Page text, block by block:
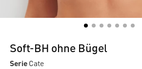
Soft-BH ohne Bügel
Serie Cate